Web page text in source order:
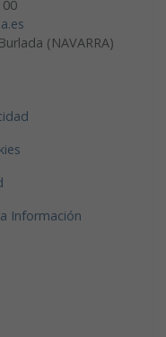
(NAVARRA)
Información